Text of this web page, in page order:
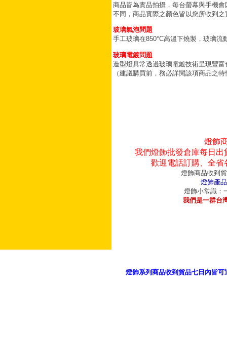
商品皆為實品拍攝，每台螢幕與手機
不同，商品實際之顏色皆以您所收到之
玻璃氣泡問題
手工玻璃在850°C高溫下燒製，玻璃
玻璃電鍍問題
造型燈具常透過玻璃電鍍技術呈現豐
（建議購買前，務必詳閱該項商品之
燈飾
我們燈飾批發倉庫每日
歡迎電話訂購、全
燈飾商品收到
燈飾產
燈飾小常識：
我們是一群台
燈飾系列商品收到貨品七日內皆